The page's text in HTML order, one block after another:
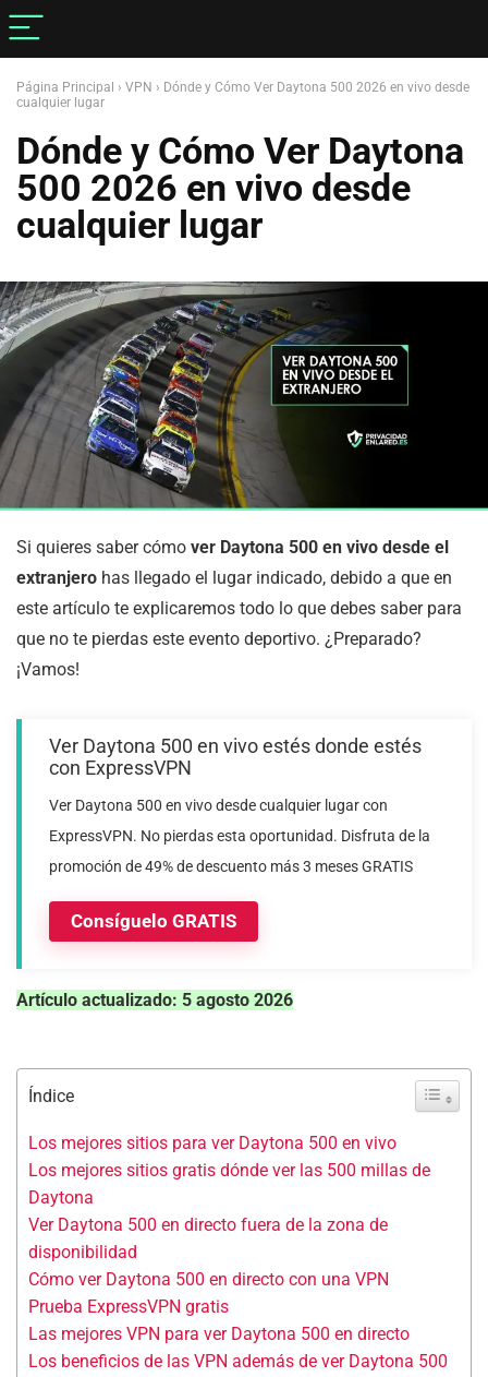
Página Principal › VPN › Dónde y Cómo Ver Daytona 500 2026 en vivo desde
cualquier lugar
Dónde y Cómo Ver Daytona
500 2026 en vivo desde
cualquier lugar
Si quieres saber cómo ver Daytona 500 en vivo desde el
extranjero has llegado el lugar indicado, debido a que en
este artículo te explicaremos todo lo que debes saber para
que no te pierdas este evento deportivo. ¿Preparado?
¡Vamos!
Consíguelo GRATIS
Ver Daytona 500 en vivo estés donde estés
con ExpressVPN
Ver Daytona 500 en vivo desde cualquier lugar con
ExpressVPN. No pierdas esta oportunidad. Disfruta de la
promoción de 49% de descuento más 3 meses GRATIS
Artículo actualizado: 5 agosto 2026
Índice
Los mejores sitios para ver Daytona 500 en vivo
Los mejores sitios gratis dónde ver las 500 millas de
Daytona
Ver Daytona 500 en directo fuera de la zona de
disponibilidad
Cómo ver Daytona 500 en directo con una VPN
Prueba ExpressVPN gratis
Las mejores VPN para ver Daytona 500 en directo
Los beneficios de las VPN además de ver Daytona 500